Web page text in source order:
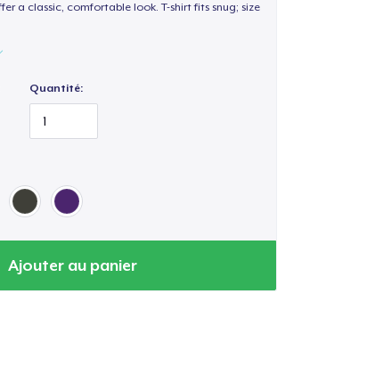
a classic, comfortable look. T-shirt fits snug; size
Quantité:
Ajouter au panier